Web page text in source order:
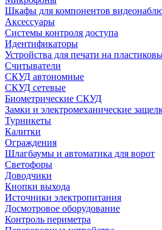
Шкафы для компонентов
Аксессуары
Системы контроля доступа
Идентификаторы
Устройства для печати на
Считыватели
СКУД автономные
СКУД сетевые
Биометрические СКУД
Замки и электромеханические
Турникеты
Калитки
Ограждения
Шлагбаумы и автоматика для ворот
Светофоры
Доводчики
Кнопки выхода
Источники электропитания
Досмотровое оборудование
Контроль периметра